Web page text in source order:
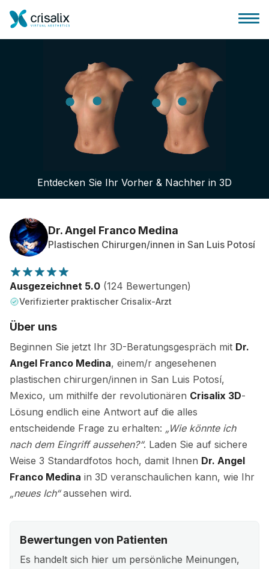
Startseite für Chirurgen
3D-Business-Plattform
Pläne
Bewertungen von Patienten
Entdecken Sie Ihr Vorher & Nachher in 3D
Dr. Angel Franco Medina
Plastischen Chirurgen/innen in San Luis Potosí
Ausgezeichnet 5.0 (124 Bewertungen)
Verifizierter praktischer Crisalix-Arzt
Über uns
Beginnen Sie jetzt Ihr 3D-Beratungsgespräch mit Dr.
Angel Franco Medina, einem/r angesehenen
plastischen chirurgen/innen in San Luis Potosí,
Mexico, um mithilfe der revolutionären Crisalix 3D-
Lösung endlich eine Antwort auf die alles
entscheidende Frage zu erhalten: „Wie könnte ich
nach dem Eingriff aussehen?“. Laden Sie auf sichere
Weise 3 Standardfotos hoch, damit Ihnen Dr. Angel
Franco Medina in 3D veranschaulichen kann, wie Ihr
„neues Ich“aussehen wird.
Bewertungen von Patienten
Es handelt sich hier um persönliche Meinungen,